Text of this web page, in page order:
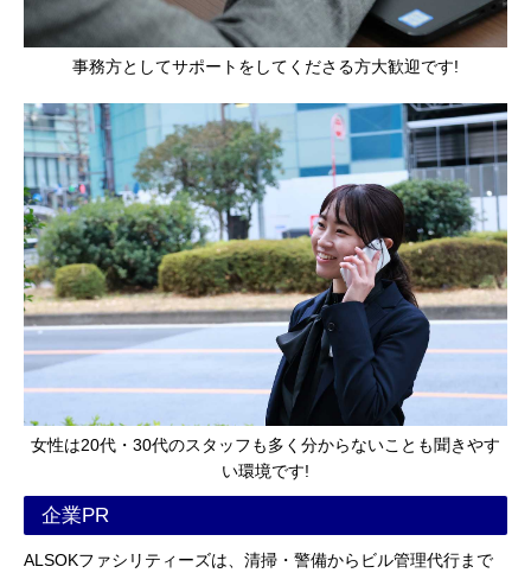
事務方としてサポートをしてくださる方大歓迎です!
女性は20代・30代のスタッフも多く分からないことも聞きやす
い環境です!
企業PR
ALSOKファシリティーズは、清掃・警備からビル管理代行まで